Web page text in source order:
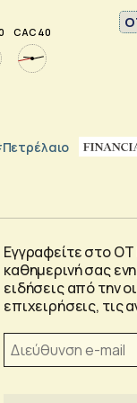
CAC 40
Εγγραφείτε στο
καθημερινή σας
ειδήσεις από την
επιχειρήσεις, τις